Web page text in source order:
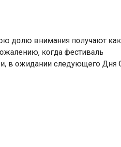
долю внимания получают как
когда фестиваль
в ожидании следующего Дня